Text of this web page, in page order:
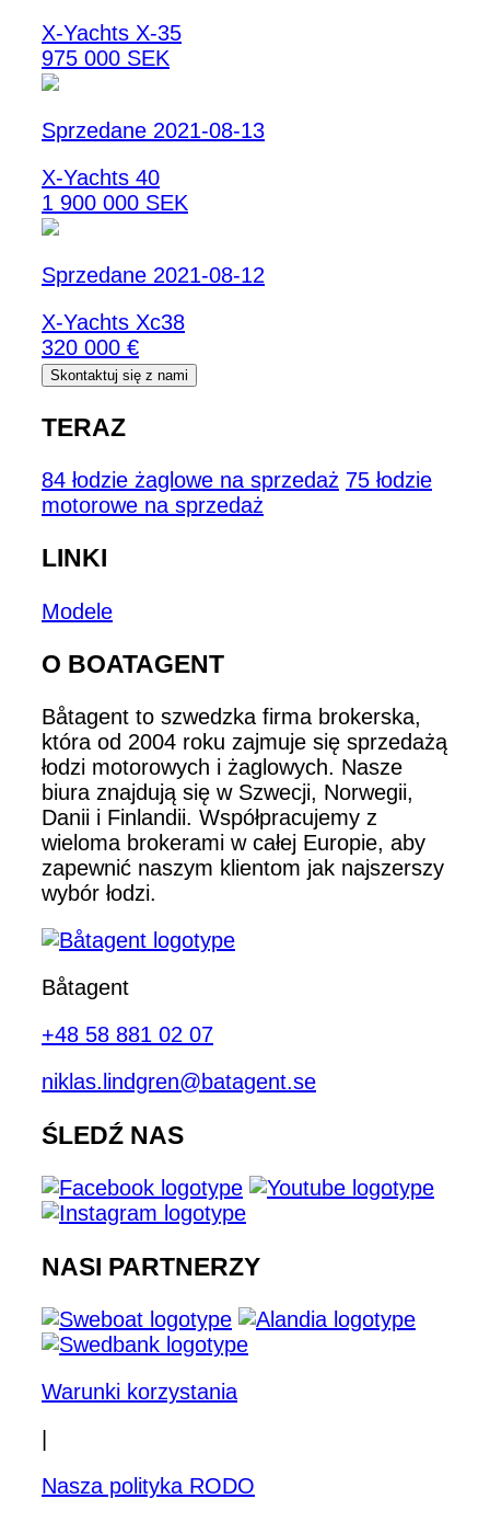
X-Yachts X-35
975 000 SEK
Sprzedane 2021-08-13
X-Yachts 40
1 900 000 SEK
Sprzedane 2021-08-12
X-Yachts Xc38
320 000 €
Skontaktuj się z nami
TERAZ
84 łodzie żaglowe na sprzedaż 75 łodzie
motorowe na sprzedaż
LINKI
Modele
O BOATAGENT
Båtagent to szwedzka firma brokerska,
która od 2004 roku zajmuje się sprzedażą
łodzi motorowych i żaglowych. Nasze
biura znajdują się w Szwecji, Norwegii,
Danii i Finlandii. Współpracujemy z
wieloma brokerami w całej Europie, aby
zapewnić naszym klientom jak najszerszy
wybór łodzi.
Båtagent
+48 58 881 02 07
niklas.lindgren@batagent.se
ŚLEDŹ NAS
NASI PARTNERZY
Warunki korzystania
Nasza polityka RODO